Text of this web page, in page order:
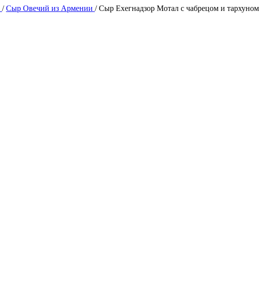
/Сыр Овечий из Армении /Сыр Ехегнадзор Мотал с чабрецом и тархуном